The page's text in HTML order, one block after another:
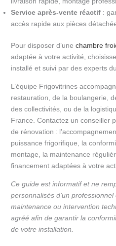
Service après-vente réactif:
accès rapide aux pièces
Pour disposer d’une chambre
adaptée à votre activité,
installé et suivi par des experts
L’équipe Frigovitrines
restauration, de la boulangerie,
des collectivités, ou de la
France. Contactez un conseiller
de rénovation :
puissance frigorifique, la
montage, la maintenance
financement adaptées à votre
Ce guide est informatif et ne
personnalisés d’un
maintenance ou intervention
agréé afin de garantir la
de votre installation.